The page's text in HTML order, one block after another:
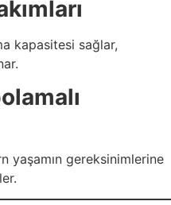
kapasitesi sağlar,
yaşamın gereksinimlerine